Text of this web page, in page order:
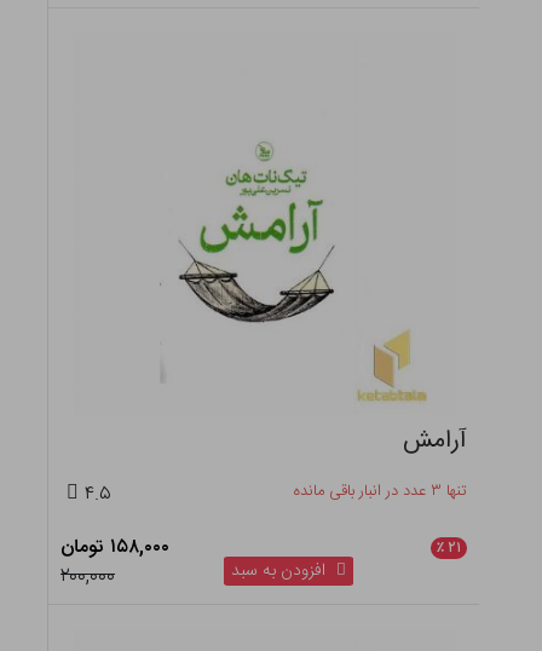
آرامش
تنها ۳ عدد در انبار باقی مانده ۴.۵
۲۱ ٪
۱۵۸,۰۰۰ تومان
۲۰۰,۰۰۰
افزودن به سبد